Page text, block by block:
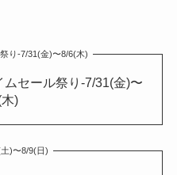
り-7/31(金)〜8/6(木)
セール祭り-7/31(金)〜
)
)〜8/9(日)